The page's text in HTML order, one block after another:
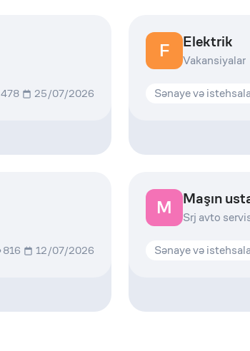
478 25/07/2026
F Elektrik
Vakansiyalar
Sənaye və
816 12/07/2026
M Maşın
Srj avto
Sənaye və